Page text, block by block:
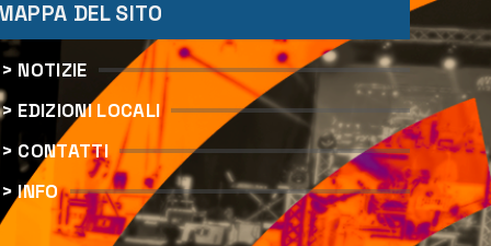
DEL SITO
> NOTIZIE
> EDIZIONI LOCALI
> CONTATTI
> INFO